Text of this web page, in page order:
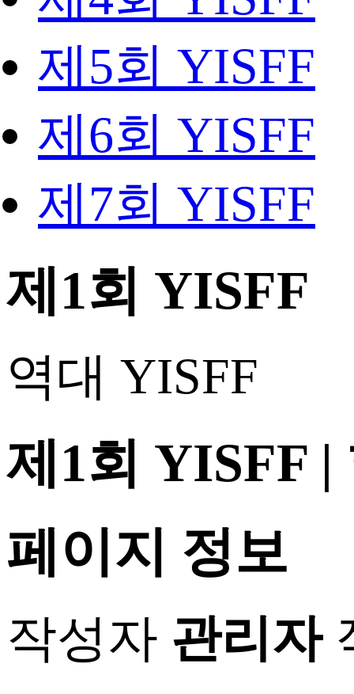
제5회 YISFF
제6회 YISFF
제7회 YISFF
제1회 YISFF
역대 YISFF
제1회 YISFF
페이지 정보
작성자 관리자